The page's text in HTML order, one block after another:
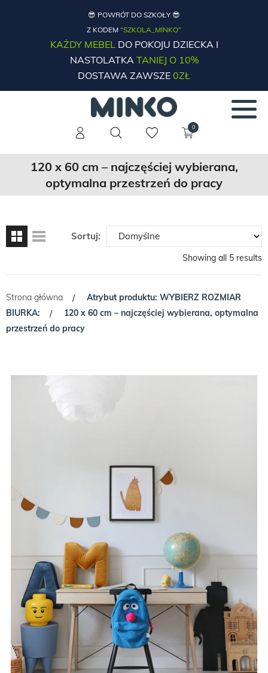
😎 POWRÓT DO SZKOŁY 😎
Z KODEM “SZKOLA_MINKO”
KAŻDY MEBELDO POKOJU DZIECKA I
NASTOLATKATANIEJ O 10%
DOSTAWA ZAWSZE 0ZŁ
0
120 x 60 cm – najczęściej wybierana,
optymalna przestrzeń do pracy
Sortuj:
Showing all 5 results
Strona główna /
Atrybut produktu: WYBIERZ ROZMIAR
BIURKA:
/
120 x 60 cm – najczęściej wybierana, optymalna
przestrzeń do pracy